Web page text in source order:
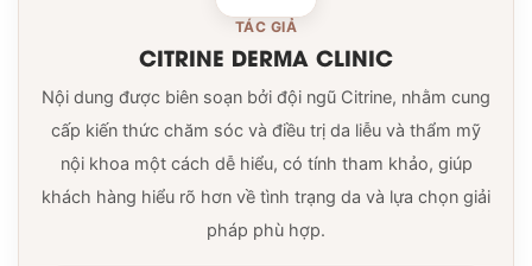
TÁC GIẢ
CITRINE DERMA CLINIC
Nội dung được biên soạn bởi đội ngũ Citrine, nhằm cung
cấp kiến thức chăm sóc và điều trị da liễu và thẩm mỹ
nội khoa một cách dễ hiểu, có tính tham khảo, giúp
khách hàng hiểu rõ hơn về tình trạng da và lựa chọn giải
pháp phù hợp.